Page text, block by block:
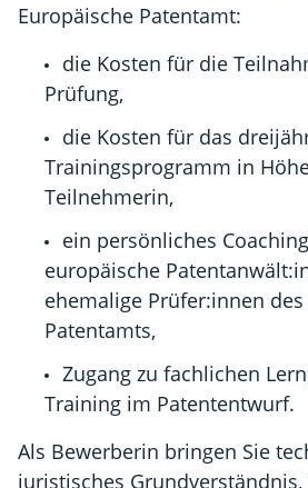
Europäische Patentamt:
die Kosten für die
Prüfung,
die Kosten für das
Trainingsprogramm in
Teilnehmerin,
ein persönliches
europäische
ehemalige Prüfer:innen
Patentamts,
Zugang zu fachlichen
Training im Patententwurf.
Als Bewerberin bringen Sie
juristisches